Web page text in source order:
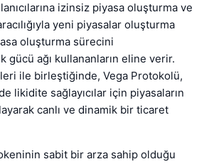
izinsiz piyasa oluşturma ve
yeni piyasalar oluşturma
oluşturma sürecini
gücü ağı kullananların eline verir.
ile birleştiğinde, Vega Protokolü,
likidite sağlayıcılar için piyasaların
canlı ve dinamik bir ticaret
sabit bir arza sahip olduğu